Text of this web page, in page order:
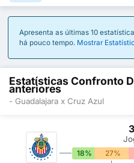
Apresenta as últimas 10
há pouco tempo. Mostrar
Estatísticas Confronto
anteriores
- Guadalajara x Cruz Azul
18% 27%